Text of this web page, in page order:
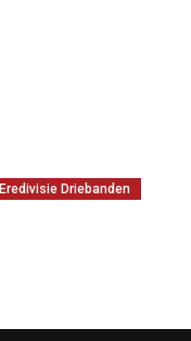
Driebanden